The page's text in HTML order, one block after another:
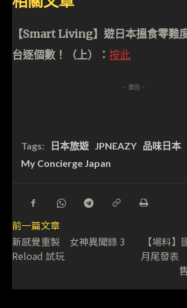
【Smart Living】遊日本搵食零
台逐個數！（上）： 按此
- 廣告 -
Tags: 日本旅遊 JPNEAZY 品味日本
My Concierge Japan
前一篇文章
新感覺重製 女神異聞錄 3
Reload 試玩
【場料
月尾發表